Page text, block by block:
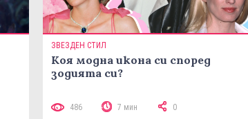
ЗВЕЗДЕН СТИЛ
Коя модна икона си според
зодията си?
486 7 мин 0